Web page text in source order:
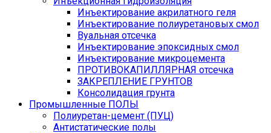
Инъектирование акрилатного геля
Инъектирование полиуретановых смол
Вуальная отсечка
Инъектирование эпоксидных смол
Инъектирование микроцемента
ПРОТИВОКАПИЛЛЯРНАЯ отсечка
ЗАКРЕПЛЕНИЕ ГРУНТОВ
Консолидация грунта
Промышленные ПОЛЫ
Полиуретан-цемент (ПУЦ)
Антистатические полы